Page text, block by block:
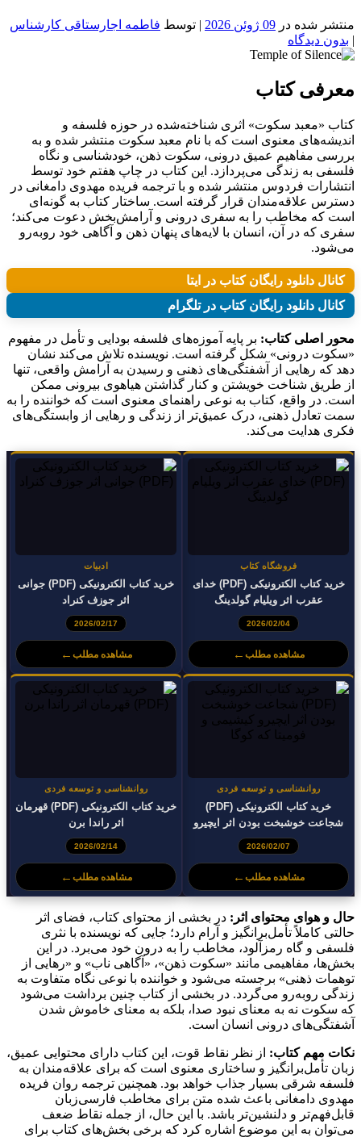
منتشر شده در 09 ژوئن 2026 | توسط فاطمه اجارستاقی کارشناس
| بدون دیدگاه
معرفی کتاب
کتاب «معبد سکوت» اثری شناخته‌شده در حوزه فلسفه و
اندیشه‌های معنوی است که با نام معبد سکوت منتشر شده و به
بررسی مفاهیم عمیق درونی، سکوت ذهن، خودشناسی و نگاه
فلسفی به زندگی می‌پردازد. این کتاب در چاپ هفتم خود توسط
انتشارات فردوس منتشر شده و با ترجمه فریده مهدوی دامغانی در
دسترس علاقه‌مندان قرار گرفته است. ساختار کتاب به گونه‌ای
است که مخاطب را به سفری درونی و آرامش‌بخش دعوت می‌کند؛
سفری که در آن، انسان با لایه‌های پنهان ذهن و آگاهی خود روبه‌رو
می‌شود.
کانال دانلود رایگان کتاب در ایتا
کانال دانلود رایگان کتاب در تلگرام
محور اصلی کتاب: بر پایه آموزه‌های فلسفه بودایی و تأمل در مفهوم
«سکوت درونی» شکل گرفته است. نویسنده تلاش می‌کند نشان
دهد که رهایی از آشفتگی‌های ذهنی و رسیدن به آرامش واقعی، تنها
از طریق شناخت خویشتن و کنار گذاشتن هیاهوی بیرونی ممکن
است. در واقع، کتاب به نوعی راهنمای معنوی است که خواننده را به
سمت تعادل ذهنی، درک عمیق‌تر از زندگی و رهایی از وابستگی‌های
فکری هدایت می‌کند.
فروشگاه کتاب
خرید کتاب الکترونیکی (PDF) خدای
عقرب اثر ویلیام گولدینگ
2026/02/04
مشاهده مطلب ←
ادبیات
خرید کتاب الکترونیکی (PDF) جوانی
اثر جوزف کنراد
2026/02/17
مشاهده مطلب ←
روانشناسی و توسعه فردی
خرید کتاب الکترونیکی (PDF)
شجاعت خوشبخت بودن اثر ایچیرو
کیشیمی و فومیتا که کوگا
2026/02/07
مشاهده مطلب ←
روانشناسی و توسعه فردی
خرید کتاب الکترونیکی (PDF) قهرمان
اثر راندا برن
2026/02/14
مشاهده مطلب ←
حال و هوای محتوای اثر: در بخشی از محتوای کتاب، فضای اثر
حالتی کاملاً تأمل‌برانگیز و آرام دارد؛ جایی که نویسنده با نثری
فلسفی و گاه رمزآلود، مخاطب را به درون خود می‌برد. در این
بخش‌ها، مفاهیمی مانند «سکوت ذهن»، «آگاهی ناب» و «رهایی از
توهمات ذهنی» برجسته می‌شود و خواننده با نوعی نگاه متفاوت به
زندگی روبه‌رو می‌گردد. در بخشی از کتاب چنین برداشت می‌شود
که سکوت نه به معنای نبود صدا، بلکه به معنای خاموش شدن
آشفتگی‌های درونی انسان است.
نکات مهم کتاب: از نظر نقاط قوت، این کتاب دارای محتوایی عمیق،
زبان تأمل‌برانگیز و ساختاری معنوی است که برای علاقه‌مندان به
فلسفه شرقی بسیار جذاب خواهد بود. همچنین ترجمه روان فریده
مهدوی دامغانی باعث شده متن برای مخاطب فارسی‌زبان
قابل‌فهم‌تر و دلنشین‌تر باشد. با این حال، از جمله نقاط ضعف
می‌توان به این موضوع اشاره کرد که برخی بخش‌های کتاب برای